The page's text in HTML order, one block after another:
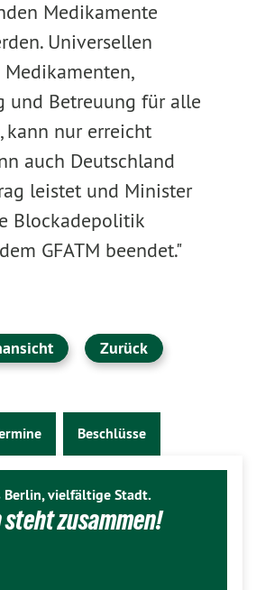
Medikamente
Universellen
und Betreuung für alle
kann nur erreicht
auch Deutschland
leistet und Minister
Blockadepolitik
GFATM beendet."
Zurück
Beschlüsse
Berlin, vielfältige Stadt.
zusammen!